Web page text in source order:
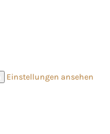
Einstellungen ansehen